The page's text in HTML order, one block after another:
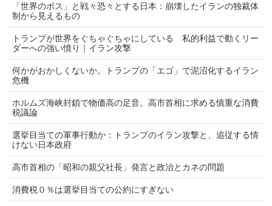
「世界のボス」と戦々恐々とする日本：崩壊したイランの独裁体
制から見えるもの
トランプが世界をぐちゃぐちゃにしている 私的利益で動くリー
ダーへの強い憤り｜イラン攻撃
何かがおかしくないか。トランプの「エゴ」で泥沼化するイラン
危機
ホルムズ海峡封鎖で物価高の足音。高市首相に求める慎重な消費
税議論
選挙目当ての軍事行動か：トランプのイラン攻撃と、追従する情
けない日本政府
高市首相の「昭和の親父社長」発言と政治とカネの問題
消費税０％は選挙目当ての公約にすぎない